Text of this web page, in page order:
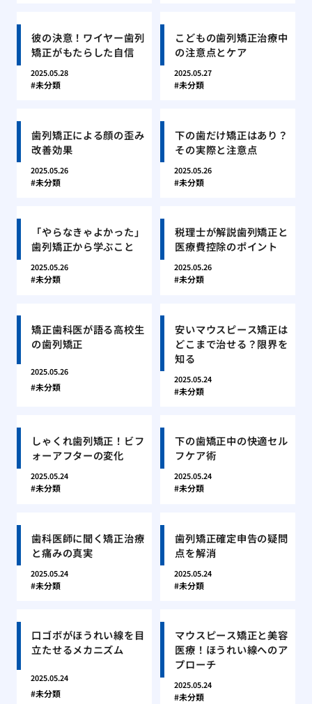
彼の決意！ワイヤー歯列
矯正がもたらした自信
2025.05.28
未分類
こどもの歯列矯正治療中
の注意点とケア
2025.05.27
未分類
歯列矯正による顔の歪み
改善効果
2025.05.26
未分類
下の歯だけ矯正はあり？
その実際と注意点
2025.05.26
未分類
「やらなきゃよかった」
歯列矯正から学ぶこと
2025.05.26
未分類
税理士が解説歯列矯正と
医療費控除のポイント
2025.05.26
未分類
矯正歯科医が語る高校生
の歯列矯正
2025.05.26
未分類
安いマウスピース矯正は
どこまで治せる？限界を
知る
2025.05.24
未分類
しゃくれ歯列矯正！ビフ
ォーアフターの変化
2025.05.24
未分類
下の歯矯正中の快適セル
フケア術
2025.05.24
未分類
歯科医師に聞く矯正治療
と痛みの真実
2025.05.24
未分類
歯列矯正確定申告の疑問
点を解消
2025.05.24
未分類
口ゴボがほうれい線を目
立たせるメカニズム
2025.05.24
未分類
マウスピース矯正と美容
医療！ほうれい線へのア
プローチ
2025.05.24
未分類